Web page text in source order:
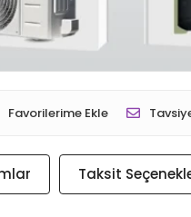
Favorilerime Ekle
Taksit